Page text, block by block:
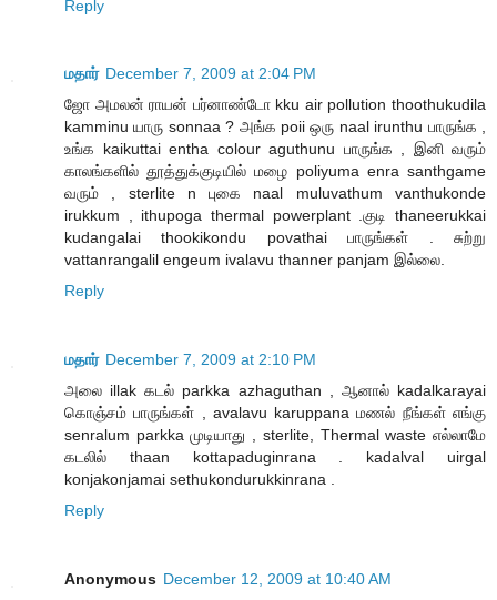
Reply
மதார் December 7, 2009 at 2:04 PM
ஜோ அமலன் ராயன் பர்னாண்டோ kku air pollution thoothukudila
kamminu யாரு sonnaa ? அங்க poii ஒரு naal irunthu பாருங்க ,
உங்க kaikuttai entha colour aguthunu பாருங்க , இனி வரும்
காலங்களில் தூத்துக்குடியில் மழை poliyuma enra santhgame
வரும் , sterlite n புகை naal muluvathum vanthukonde
irukkum , ithupoga thermal powerplant .குடி thaneerukkai
kudangalai thookikondu povathai பாருங்கள் . சுற்று
vattanrangalil engeum ivalavu thanner panjam இல்லை.
Reply
மதார் December 7, 2009 at 2:10 PM
அலை illak கடல் parkka azhaguthan , ஆனால் kadalkarayai
கொஞ்சம் பாருங்கள் , avalavu karuppana மணல் நீங்கள் எங்கு
senralum parkka முடியாது , sterlite, Thermal waste எல்லாமே
கடலில் thaan kottapaduginrana . kadalval uirgal
konjakonjamai sethukondurukkinrana .
Reply
Anonymous December 12, 2009 at 10:40 AM